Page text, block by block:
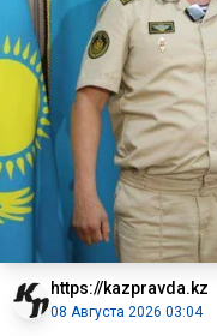
https://kazpravda.kz
08 Августа 2026 03:04